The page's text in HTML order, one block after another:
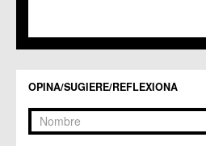
OPINA/SUGIERE/REFLEXIONA